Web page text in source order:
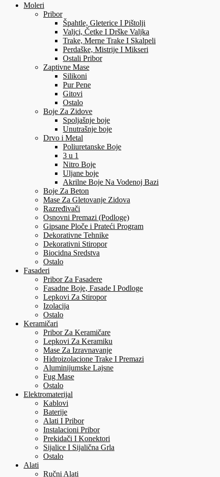
Moleri
Pribor
Špahtle, Gleterice I Pištolji
Valjci, Četke I Drške Valjka
Trake, Merne Trake I Skalpeli
Perdaške, Mistrije I Mikseri
Ostali Pribor
Zaptivne Mase
Silikoni
Pur Pene
Gitovi
Ostalo
Boje Za Zidove
Spoljašnje boje
Unutrašnje boje
Drvo i Metal
Poliuretanske Boje
3 u 1
Nitro Boje
Uljane boje
Akrilne Boje Na Vodenoj Bazi
Boje Za Beton
Mase Za Gletovanje Zidova
Razređivači
Osnovni Premazi (Podloge)
Gipsane Ploče i Prateći Program
Dekorativne Tehnike
Dekorativni Stiropor
Biocidna Sredstva
Ostalo
Fasaderi
Pribor Za Fasadere
Fasadne Boje, Fasade I Podloge
Lepkovi Za Stiropor
Izolacija
Ostalo
Keramičari
Pribor Za Keramičare
Lepkovi Za Keramiku
Mase Za Izravnavanje
Hidroizolacione Trake I Premazi
Aluminijumske Lajsne
Fug Mase
Ostalo
Elektromaterijal
Kablovi
Baterije
Alati I Pribor
Instalacioni Pribor
Prekidači I Konektori
Sijalice I Sijalična Grla
Ostalo
Alati
Ručni Alati